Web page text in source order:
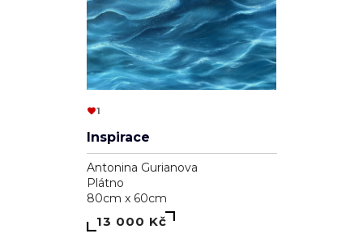
1
Inspirace
Antonina Gurianova
Plátno
80cm x 60cm
13 000 Kč